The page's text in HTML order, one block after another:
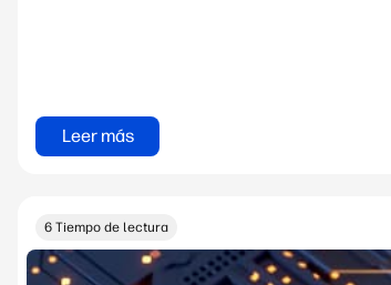
Leer más
6 Tiempo de lectura